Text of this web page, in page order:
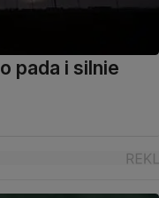
pada i silnie